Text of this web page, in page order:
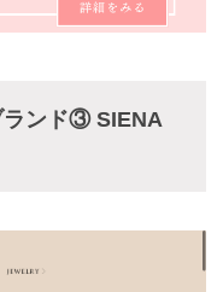
ランド③ SIENA